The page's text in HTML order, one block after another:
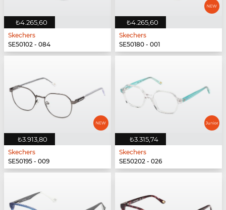
₺4.265,60
Skechers
SE50102 - 084
₺4.265,60
Skechers
SE50180 - 001
₺3.913,80
Skechers
SE50195 - 009
₺3.315,74
Skechers
SE50202 - 026